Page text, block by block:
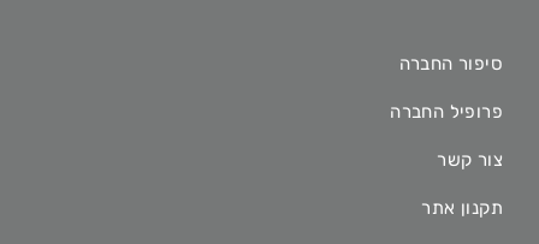
סיפור החברה
פרופיל החברה
צור קשר
תקנון אתר